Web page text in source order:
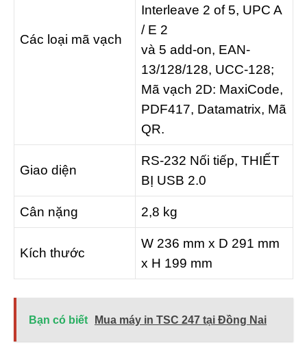
Các loại mã vạch
Interleave 2 of 5, UPC A
/ E 2
và 5 add-on, EAN-
13/128/128, UCC-128;
Mã vạch 2D: MaxiCode,
PDF417, Datamatrix, Mã
QR.
Giao diện
RS-232 Nối tiếp, THIẾT
BỊ USB 2.0
Cân nặng 2,8 kg
Kích thước
W 236 mm x D 291 mm
x H 199 mm
Bạn có biết Mua máy in TSC 247 tại Đồng Nai